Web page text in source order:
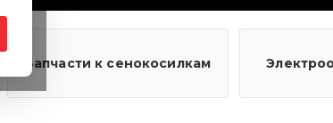
Запчасти к сенокосилкам